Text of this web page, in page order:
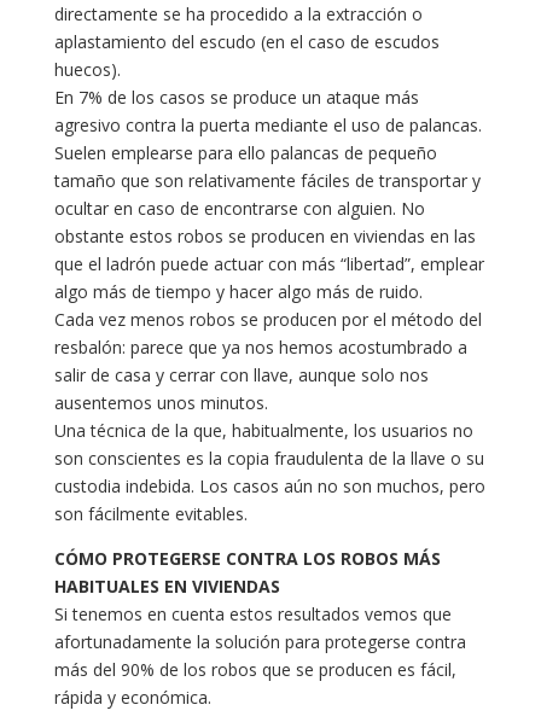
directamente se ha procedido a la extracción o
aplastamiento del escudo (en el caso de escudos
huecos).
En 7% de los casos se produce un ataque más
agresivo contra la puerta mediante el uso de palancas.
Suelen emplearse para ello palancas de pequeño
tamaño que son relativamente fáciles de transportar y
ocultar en caso de encontrarse con alguien. No
obstante estos robos se producen en viviendas en las
que el ladrón puede actuar con más “libertad”, emplear
algo más de tiempo y hacer algo más de ruido.
Cada vez menos robos se producen por el método del
resbalón: parece que ya nos hemos acostumbrado a
salir de casa y cerrar con llave, aunque solo nos
ausentemos unos minutos.
Una técnica de la que, habitualmente, los usuarios no
son conscientes es la copia fraudulenta de la llave o su
custodia indebida. Los casos aún no son muchos, pero
son fácilmente evitables.
CÓMO PROTEGERSE CONTRA LOS ROBOS MÁS
HABITUALES EN VIVIENDAS
Si tenemos en cuenta estos resultados vemos que
afortunadamente la solución para protegerse contra
más del 90% de los robos que se producen es fácil,
rápida y económica.